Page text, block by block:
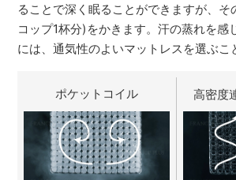
ることで深く眠ることができますが、そ
コップ1杯分)をかきます。汗の蒸れを感
には、通気性のよいマットレスを選ぶこ
ポケットコイル 高密度